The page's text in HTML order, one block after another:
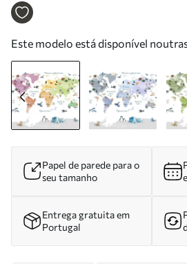
aquarela que apresenta
Este modelo está disponível
Papel de parede para o
seu tamanho
Entrega gratuita em
Portugal